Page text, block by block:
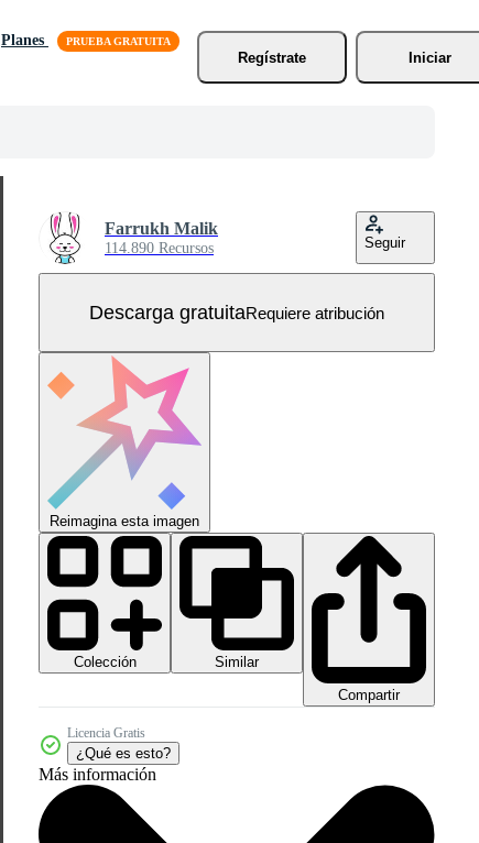
Planes
Regístrate
Iniciar
Farrukh Malik
114.890 Recursos Seguir
Descarga gratuitaRequiere atribución
Reimagina esta imagen
Colección
Similar
Compartir
Licencia Gratis
¿Qué es esto?
Más información